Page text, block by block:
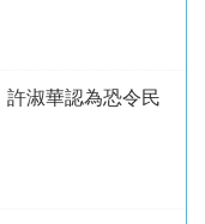
淑華認為恐令民